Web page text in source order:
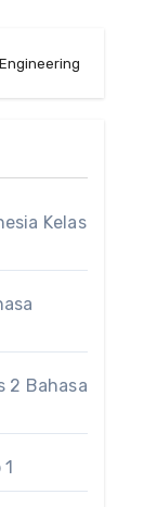
Kelas
2 Bahasa